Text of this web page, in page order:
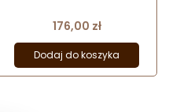
silikonowa
Cena
176,00 zł
Dodaj do koszyka